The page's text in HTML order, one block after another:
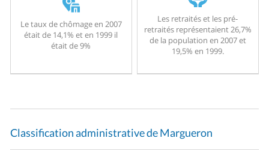
Le taux de chômage en 2007
était de 14,1% et en 1999 il
était de 9%
Les retraités et les pré-
retraités représentaient 26,7%
de la population en 2007 et
19,5% en 1999.
Classification administrative de Margueron